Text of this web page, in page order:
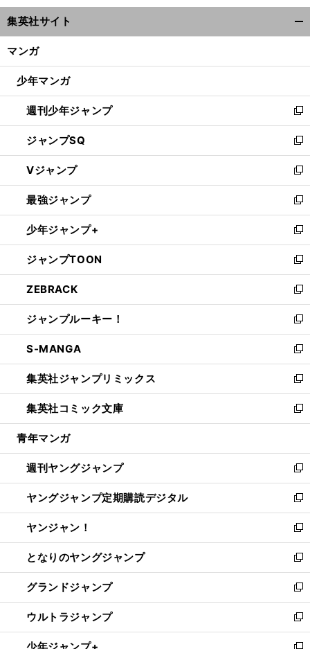
ウ
ィ
ン
ウ
開
く
集英社サイト
マンガ
少年マンガ
週刊少年ジャンプ
新
し
い
ウ
ィ
ン
ド
ウ
で
開
く
ジャンプSQ
新
し
い
ウ
ィ
ン
ド
ウ
で
開
く
Vジャンプ
新
し
い
ウ
ィ
ン
ド
ウ
で
開
く
最強ジャンプ
新
し
い
ウ
ィ
ン
ド
ウ
で
開
く
少年ジャンプ+
新
し
い
ウ
ィ
ン
ド
ウ
で
開
く
ジャンプTOON
新
し
い
ウ
ィ
ン
ド
ウ
で
開
く
ZEBRACK
新
し
い
ウ
ィ
ン
ド
ウ
で
開
ジャンプルーキー！
新
し
い
ウ
ィ
ン
ド
ウ
開
く
S-MANGA
新
し
い
ウ
ィ
ン
ウ
で
開
く
集英社ジャンプリミックス
新
し
い
ウ
ン
ド
ウ
で
開
く
集英社コミック文庫
新
し
ウ
ィ
ン
ド
ウ
で
開
く
青年マンガ
週刊ヤングジャンプ
新
し
い
ウ
ィ
ン
ド
ウ
で
開
く
ヤングジャンプ定期購読デジタル
新
し
い
ウ
ィ
ン
ド
ウ
で
開
く
ヤンジャン！
新
し
い
ウ
ィ
ン
ド
ウ
となりのヤングジャンプ
新
し
い
ウ
ィ
ン
グランドジャンプ
新
し
い
ウ
ウルトラジャンプ
新
し